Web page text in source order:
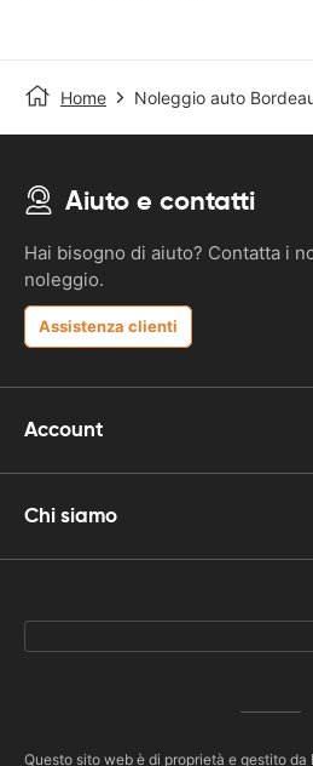
Home Noleggio auto
Aiuto e contatti
Hai bisogno di aiuto? Contatta i
noleggio.
Assistenza clienti
Account
Chi siamo
Questo sito web è di proprietà e gestito da